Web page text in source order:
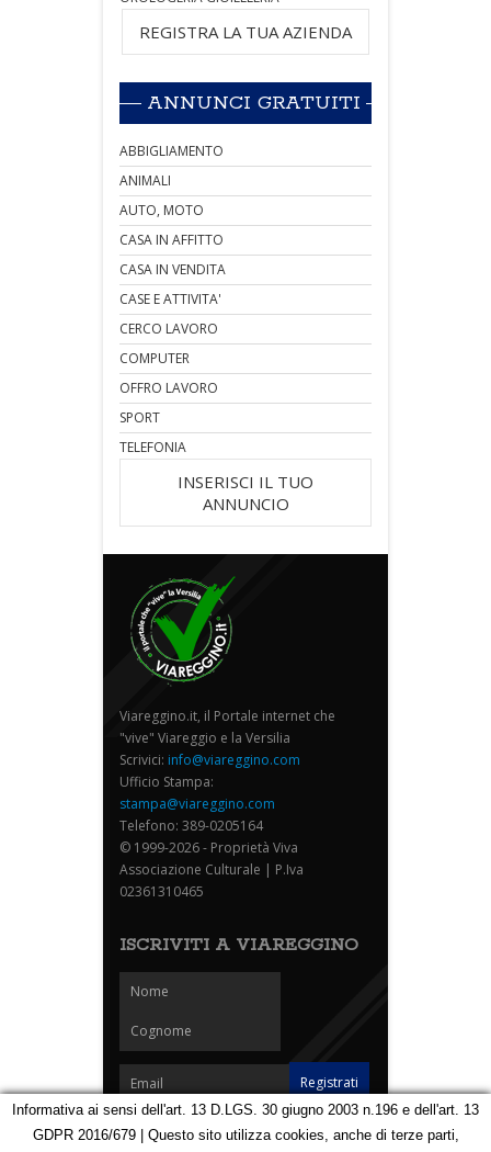
REGISTRA LA TUA AZIENDA
ANNUNCI GRATUITI
ABBIGLIAMENTO
ANIMALI
AUTO, MOTO
CASA IN AFFITTO
CASA IN VENDITA
CASE E ATTIVITA'
CERCO LAVORO
COMPUTER
OFFRO LAVORO
SPORT
TELEFONIA
INSERISCI IL TUO
ANNUNCIO
Viareggino.it, il Portale internet che
"vive" Viareggio e la Versilia
Scrivici: info@viareggino.com
Ufficio Stampa:
stampa@viareggino.com
Telefono: 389-0205164
© 1999-2026 - Proprietà Viva
Associazione Culturale | P.Iva
02361310465
ISCRIVITI A VIAREGGINO
Informativa ai sensi dell'art. 13 D.LGS. 30 giugno 2003 n.196 e dell'art. 13
GDPR 2016/679 | Questo sito utilizza cookies, anche di terze parti,